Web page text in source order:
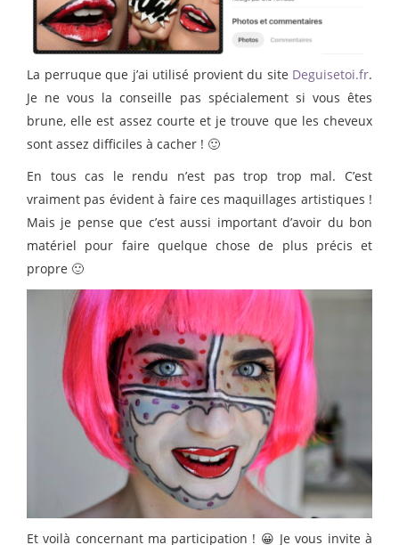
La perruque que j’ai utilisé provient du site Deguisetoi.fr.
Je ne vous la conseille pas spécialement si vous êtes
brune, elle est assez courte et je trouve que les cheveux
sont assez difficiles à cacher ! 🙂
En tous cas le rendu n’est pas trop trop mal. C’est
vraiment pas évident à faire ces maquillages artistiques !
Mais je pense que c’est aussi important d’avoir du bon
matériel pour faire quelque chose de plus précis et
propre 🙂
Et voilà concernant ma participation ! 😀 Je vous invite à